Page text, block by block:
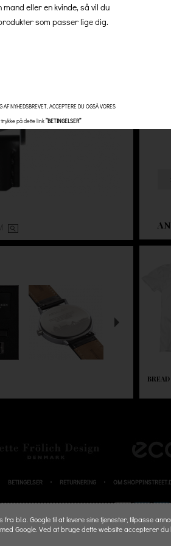
BETINGELSER RETURNERING OM
BETALINGSKORT
© 2026 SHOPPINSTREET.DK - ALL
fra bl.a. Google til at levere sine tjenester, tilpasse
Google. Ved at bruge dette website accepterer du
eller en kvinde, så vil du
som passer lige dig.
NYHEDSBREVET, ACCEPTERE DU OGSÅ VORES
på dette link”BETINGELSER”